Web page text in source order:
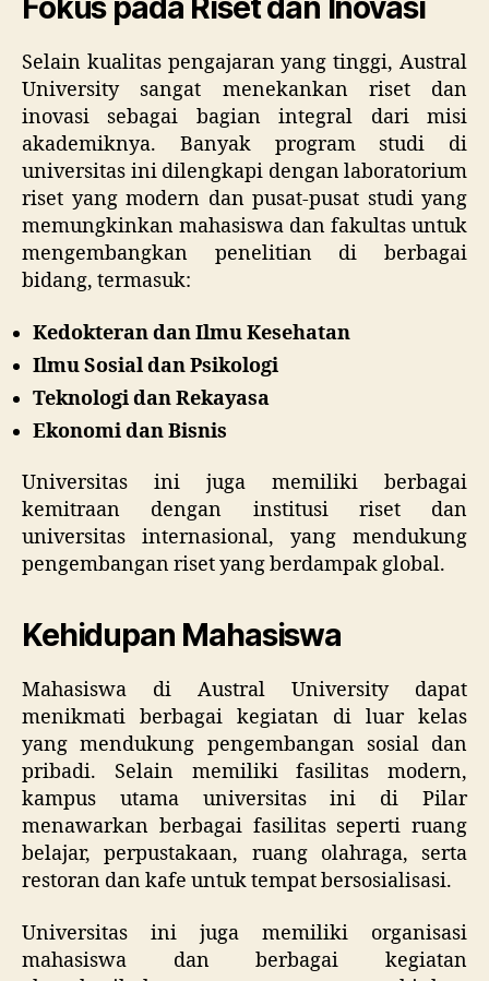
Fokus pada Riset dan Inovasi
Selain kualitas pengajaran yang tinggi, Austral
University sangat menekankan riset dan
inovasi sebagai bagian integral dari misi
akademiknya. Banyak program studi di
universitas ini dilengkapi dengan laboratorium
riset yang modern dan pusat-pusat studi yang
memungkinkan mahasiswa dan fakultas untuk
mengembangkan penelitian di berbagai
bidang, termasuk:
Kedokteran dan Ilmu Kesehatan
Ilmu Sosial dan Psikologi
Teknologi dan Rekayasa
Ekonomi dan Bisnis
Universitas ini juga memiliki berbagai
kemitraan dengan institusi riset dan
universitas internasional, yang mendukung
pengembangan riset yang berdampak global.
Kehidupan Mahasiswa
Mahasiswa di Austral University dapat
menikmati berbagai kegiatan di luar kelas
yang mendukung pengembangan sosial dan
pribadi. Selain memiliki fasilitas modern,
kampus utama universitas ini di Pilar
menawarkan berbagai fasilitas seperti ruang
belajar, perpustakaan, ruang olahraga, serta
restoran dan kafe untuk tempat bersosialisasi.
Universitas ini juga memiliki organisasi
mahasiswa dan berbagai kegiatan